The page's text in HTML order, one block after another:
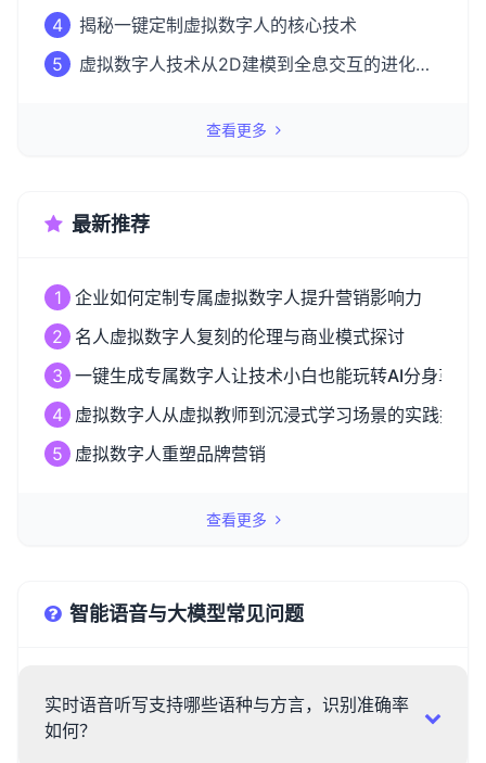
50%？
4
揭秘一键定制虚拟数字人的核心技术
5
虚拟数字人技术从2D建模到全息交互的进化之
查看更多
最新推荐
1
企业如何定制专属虚拟数字人提升营销影响力
2
名人虚拟数字人复刻的伦理与商业模式探讨
3 一键生成专属数字人让技术小白也能玩转AI分身革命
4 虚拟数字人从虚拟教师到沉浸式学习场景的实践探索
5
虚拟数字人重塑品牌营销
查看更多
智能语音与大模型常见问题
实时语音听写支持哪些语种与方言，识别准确率
如何？